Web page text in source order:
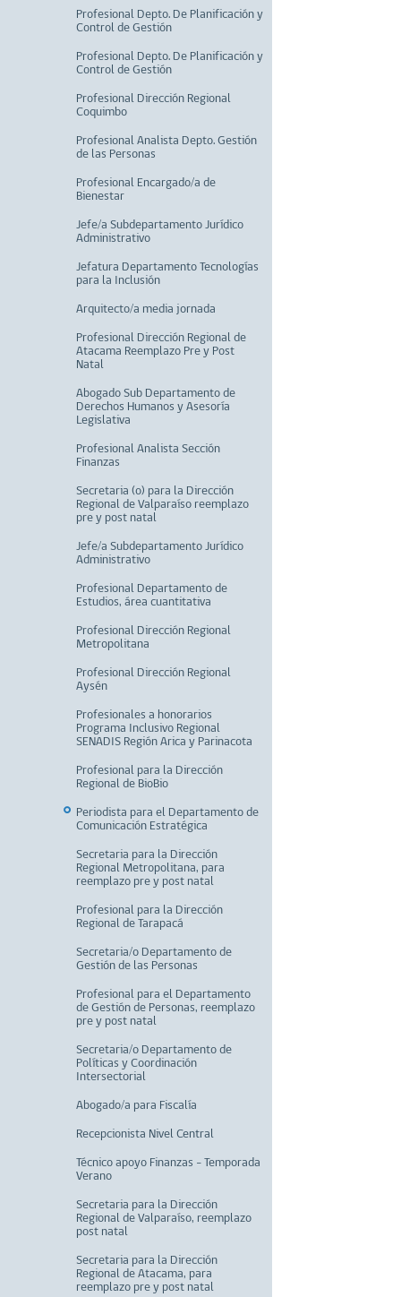
Profesional Depto. De Planificación y
Control de Gestión
Profesional Depto. De Planificación y
Control de Gestión
Profesional Dirección Regional
Coquimbo
Profesional Analista Depto. Gestión
de las Personas
Profesional Encargado/a de
Bienestar
Jefe/a Subdepartamento Jurídico
Administrativo
Jefatura Departamento Tecnologías
para la Inclusión
Arquitecto/a media jornada
Profesional Dirección Regional de
Atacama Reemplazo Pre y Post
Natal
Abogado Sub Departamento de
Derechos Humanos y Asesoría
Legislativa
Profesional Analista Sección
Finanzas
Secretaria (o) para la Dirección
Regional de Valparaíso reemplazo
pre y post natal
Jefe/a Subdepartamento Jurídico
Administrativo
Profesional Departamento de
Estudios, área cuantitativa
Profesional Dirección Regional
Metropolitana
Profesional Dirección Regional
Aysén
Profesionales a honorarios
Programa Inclusivo Regional
SENADIS Región Arica y Parinacota
Profesional para la Dirección
Regional de BioBio
Periodista para el Departamento de
Comunicación Estratégica
Secretaria para la Dirección
Regional Metropolitana, para
reemplazo pre y post natal
Profesional para la Dirección
Regional de Tarapacá
Secretaria/o Departamento de
Gestión de las Personas
Profesional para el Departamento
de Gestión de Personas, reemplazo
pre y post natal
Secretaria/o Departamento de
Políticas y Coordinación
Intersectorial
Abogado/a para Fiscalía
Recepcionista Nivel Central
Técnico apoyo Finanzas - Temporada
Verano
Secretaria para la Dirección
Regional de Valparaíso, reemplazo
post natal
Secretaria para la Dirección
Regional de Atacama, para
reemplazo pre y post natal